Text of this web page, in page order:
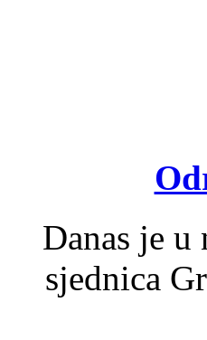
Danas je
sjednica